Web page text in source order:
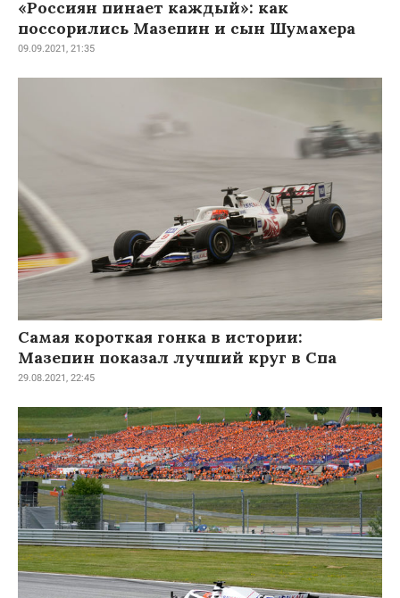
«Россиян пинает каждый»: как
поссорились Мазепин и сын Шумахера
09.09.2021, 21:35
Самая короткая гонка в истории:
Мазепин показал лучший круг в Спа
29.08.2021, 22:45